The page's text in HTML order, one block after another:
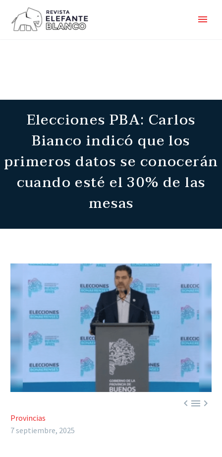
Elecciones PBA: Carlos
Bianco indicó que los
primeros datos se conocerán
cuando esté el 30% de las
mesas

Provincias
7 septiembre, 2025